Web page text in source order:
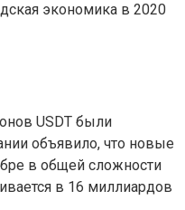
экономика в 2020
USDT были
объявило, что новые
в общей сложности
в 16 миллиардов